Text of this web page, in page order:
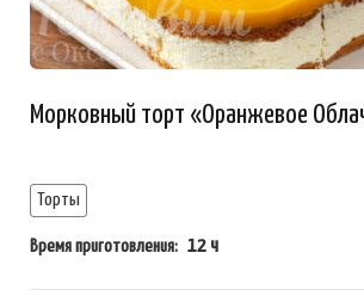
Морковный торт «Оранжевое
Торты
Время приготовления: 12 ч